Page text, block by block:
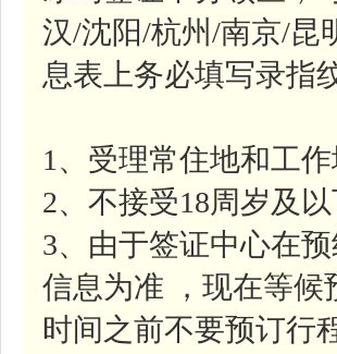
汉/沈阳/杭州/南京/昆
息表上务必填写录指
1、受理常住地和工
2、不接受18周岁及
3、由于签证中心在
信息为准 ，现在等
时间之前不要预订行